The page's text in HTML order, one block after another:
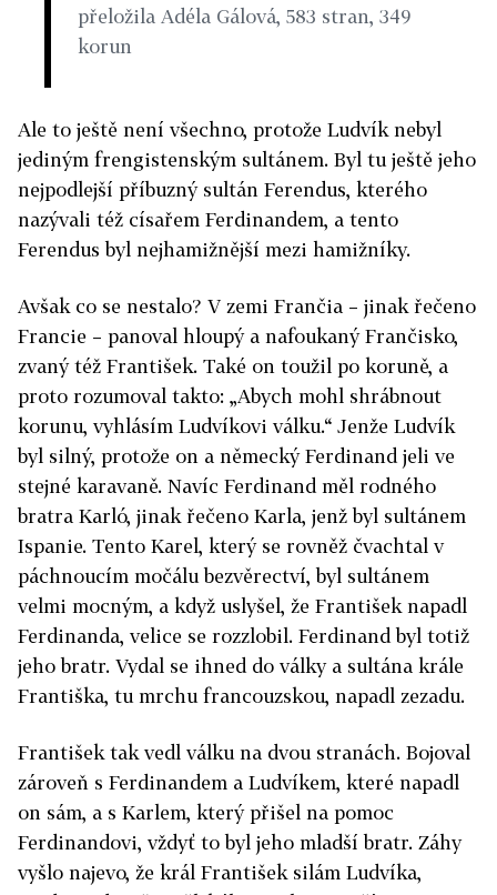
přeložila Adéla Gálová, 583 stran, 349
korun
Ale to ještě není všechno, protože Ludvík nebyl
jediným frengistenským sultánem. Byl tu ještě jeho
nejpodlejší příbuzný sultán Ferendus, kterého
nazývali též císařem Ferdinandem, a tento
Ferendus byl nejhamižnější mezi hamižníky.
Avšak co se nestalo? V zemi Frančia – jinak řečeno
Francie – panoval hloupý a nafoukaný Frančisko,
zvaný též František. Také on toužil po koruně, a
proto rozumoval takto: „Abych mohl shrábnout
korunu, vyhlásím Ludvíkovi válku.“ Jenže Ludvík
byl silný, protože on a německý Ferdinand jeli ve
stejné karavaně. Navíc Ferdinand měl rodného
bratra Karló, jinak řečeno Karla, jenž byl sultánem
Ispanie. Tento Karel, který se rovněž čvachtal v
páchnoucím močálu bezvěrectví, byl sultánem
velmi mocným, a když uslyšel, že František napadl
Ferdinanda, velice se rozzlobil. Ferdinand byl totiž
jeho bratr. Vydal se ihned do války a sultána krále
Františka, tu mrchu francouzskou, napadl zezadu.
František tak vedl válku na dvou stranách. Bojoval
zároveň s Ferdinandem a Ludvíkem, které napadl
on sám, a s Karlem, který přišel na pomoc
Ferdinandovi, vždyť to byl jeho mladší bratr. Záhy
vyšlo najevo, že král František silám Ludvíka,